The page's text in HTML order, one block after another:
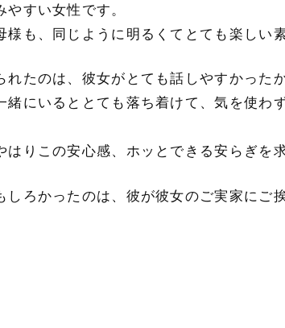
すい女性です。
も、同じように明るくてとても楽しい
たのは、彼女がとても話しやすかった
緒にいるととても落ち着けて、気を使わ
りこの安心感、ホッとできる安らぎを
ろかったのは、彼が彼女のご実家にご